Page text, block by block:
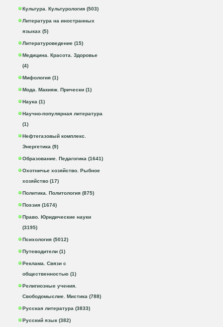
Культура. Культурология (503)
Литература на иностранных
языках (5)
Литературоведение (15)
Медицина. Красота. Здоровье
(4)
Мифология (1)
Мода. Макияж. Прически (1)
Наука (1)
Научно-популярная литература
(1)
Нефтегазовый комплекс.
Энергетика (9)
Образование. Педагогика (1641)
Охотничье хозяйство. Рыбное
хозяйство (17)
Политика. Политология (875)
Поэзия (1674)
Право. Юридические науки
(3195)
Психология (5012)
Путеводители (1)
Реклама. Связи с
общественностью (1)
Религиозные учения.
Свободомыслие. Мистика (788)
Русская литература (3833)
Русский язык (382)